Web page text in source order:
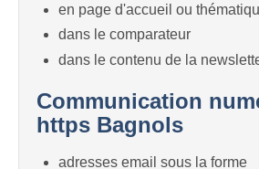
en page d'accueil ou
dans le comparateur
dans le contenu de la
Communication
https Bagnols
adresses email sous la forme